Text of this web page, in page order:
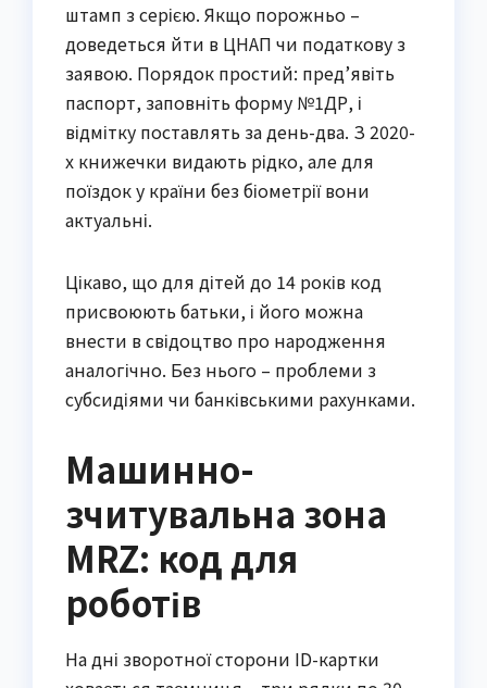
штамп з серією. Якщо порожньо –
доведеться йти в ЦНАП чи податкову з
заявою. Порядок простий: пред’явіть
паспорт, заповніть форму №1ДР, і
відмітку поставлять за день-два. З 2020-
х книжечки видають рідко, але для
поїздок у країни без біометрії вони
актуальні.
Цікаво, що для дітей до 14 років код
присвоюють батьки, і його можна
внести в свідоцтво про народження
аналогічно. Без нього – проблеми з
субсидіями чи банківськими рахунками.
Машинно-
зчитувальна зона
MRZ: код для
роботів
На дні зворотної сторони ID-картки